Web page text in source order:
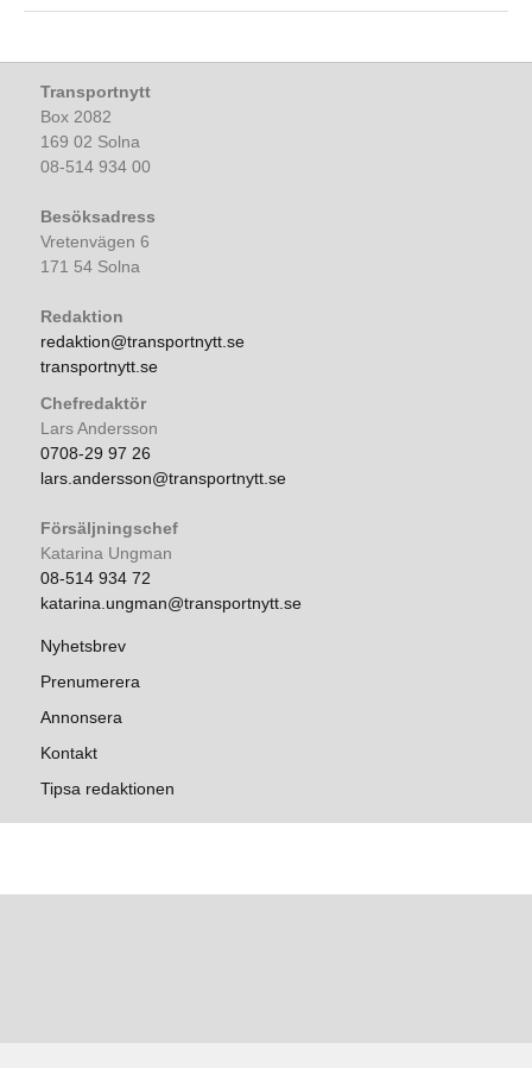
Transportnytt
Box 2082
169 02 Solna
08-514 934 00
Besöksadress
Vretenvägen 6
171 54 Solna
Redaktion
redaktion@transportnytt.se
transportnytt.se
Chefredaktör
Lars Andersson
0708-29 97 26
lars.andersson@transportnytt.se
Försäljningschef
Katarina Ungman
08-514 934 72
katarina.ungman@transportnytt.se
Nyhetsbrev
Prenumerera
Annonsera
Kontakt
Tipsa redaktionen